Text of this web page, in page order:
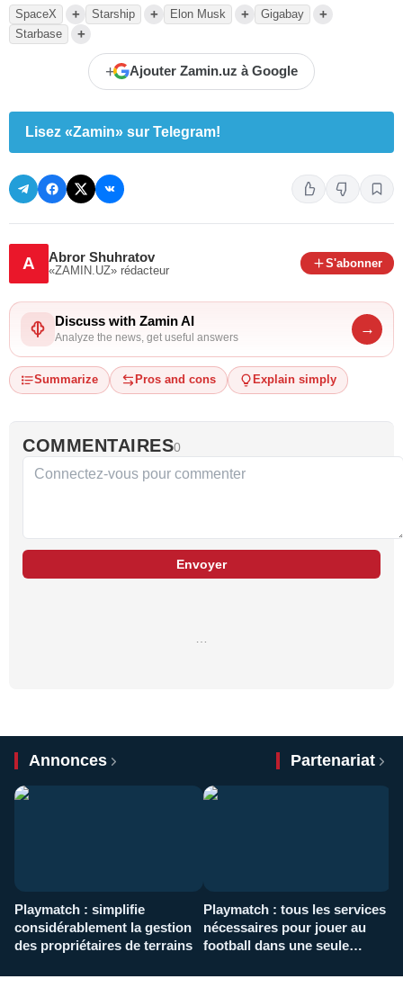
SpaceX + Starship + Elon Musk + Gigabay +
Starbase +
+ Ajouter Zamin.uz à Google
Lisez «Zamin» sur Telegram!
A Abror Shuhratov
«ZAMIN.UZ» rédacteur
S'abonner
Discuss with Zamin AI
Analyze the news, get useful answers
→
Summarize Pros and cons Explain simply
COMMENTAIRES0
Envoyer
Annonces Partenariat
Playmatch : simplifie
considérablement la gestion
des propriétaires de terrains
Playmatch : tous les services
nécessaires pour jouer au
football dans une seule